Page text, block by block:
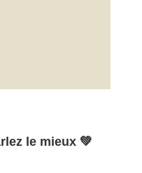
le mieux 💚